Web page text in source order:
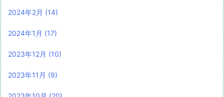
2024年2月 (14)
2024年1月 (17)
2023年12月 (10)
2023年11月 (9)